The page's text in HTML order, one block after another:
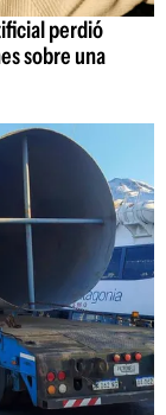
perdió
sobre una